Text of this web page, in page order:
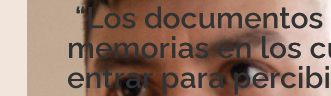
“Los
memorias en los
entrar para